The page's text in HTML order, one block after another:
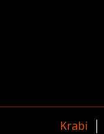
Krabi